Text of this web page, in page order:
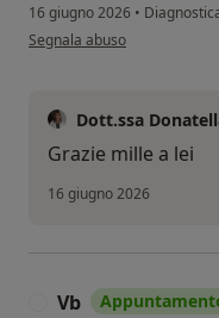
16 giugno 2026 •
secondo l'opinione
Segnala abuso
Dott.ssa
Grazie mille a lei
16 giugno 2026
Vb